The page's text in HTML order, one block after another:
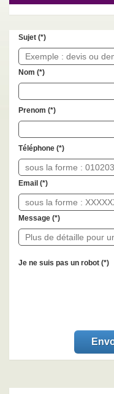
Sujet (*)
Nom (*)
Prenom (*)
Téléphone (*)
Email (*)
Message (*)
Je ne suis pas un robot (*)